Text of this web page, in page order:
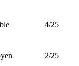
4/25
2/25